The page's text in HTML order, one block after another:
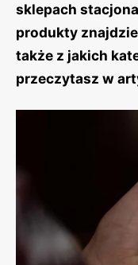
sklepach
produkty
także z jakich
przeczytasz w